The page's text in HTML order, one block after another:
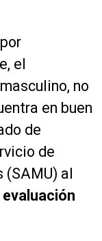
el
no
en buen
de
de
(SAMU) al